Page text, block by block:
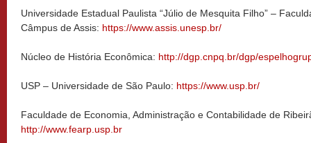
Universidade Estadual Paulista “Júlio de Mesquita Filho” –
Câmpus de Assis: https://www.assis.unesp.br/
Núcleo de História Econômica: http://dgp.cnpq.br/dgp/
USP – Universidade de São Paulo: https://www.usp.br/
Faculdade de Economia, Administração e Contabilidade de
http://www.fearp.usp.br